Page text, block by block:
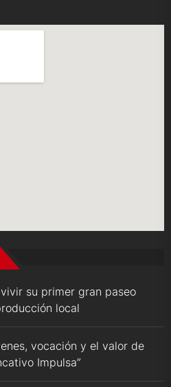
su primer gran paseo
local
vocación y el valor de
Impulsa”